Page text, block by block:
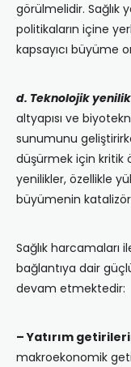
görülmelidir. Sağlık
politikaların içine
kapsayıcı büyüme
d. Teknolojik
altyapısı ve
sunumunu
düşürmek için kritik
yenilikler, özellikle
büyümenin
Sağlık harcamaları
bağlantıya dair
devam etmektedir:
– Yatırım
makroekonomik